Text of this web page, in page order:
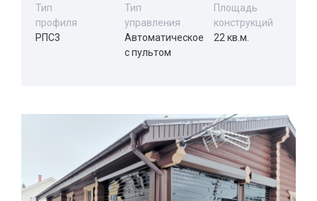
Тип
профиля
Тип
управления
Площадь
конструкций
РПС3
Автоматическое
с пультом
22 кв.м.